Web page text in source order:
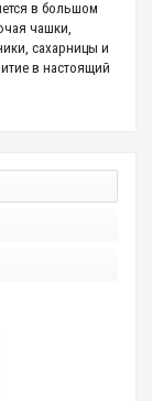
в большом
чашки,
сахарницы и
в настоящий